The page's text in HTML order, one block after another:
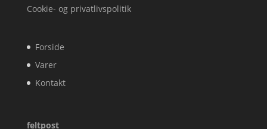
Cookie- og privatlivspolitik
Forside
Varer
Kontakt
feltpost